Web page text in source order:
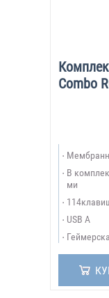
Combo
В
ми
USB A